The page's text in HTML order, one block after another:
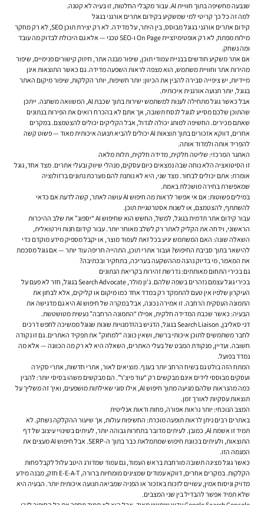
שנבעה מחשיפה בתוך חוויית AI. עבור מקבלי החלטות, זו בעיה לא קטנה.
למה זה כל כך קריטי למי שמשקיע בקידום אתרים אורגני בגוגל
קידום אתרים אורגני בגוגל מבוסס, בין היתר, על מדידה. לא רק יצירת תוכן SEO, לא רק מחקר
מילות מפתח, לא רק אופטימיזציית On Page ו-SEO טכני — אלא גם היכולת לבדוק מה עובד
ומה נשחק.
אם אתר משקיע חודשים בבניית עמודי תוכן, שיפור מבנה אתר, חיזוק קישורים פנימיים, שיפור
מהירות אתר וחוויית משתמש, הוא מצפה לראות השפעה מדידה. גם כאשר התוצאות אינן
מיידיות, יש ציפייה סבירה להבין את הכיוון: יותר חשיפות, יותר הקלקות, שיפור מיקום האתר
בגוגל, יותר תנועה אורגנית איכותית.
אבל כאשר גוגל מתחילה לענות למשתמש ישירות בתוך שכבת AI, המשוואה משתנה. ייתכן
שהתוכן שלכם מסייע לגוגל לנסח תשובה, אך אתם לא בהכרח רואים את הפירות בנתונים
שאתם מכירים. החשיפה למותג יכולה לגדול, אבל הקליקים יכולים להצטמצם. במקרים
אחרים, דווקא אזכורים בתוך תוצאות AI יכולים להביא תנועה איכותית מאוד — פשוט קשה
להפריד אותה ולמדוד אותה.
האתגר המרכזי: שליטה חלקית, מדידה חלקית, תלות מלאה
זו הסיטואציה הלא נוחה שבה נמצאים כיום עסקים, מנהלי שיווק ובעלי אתרים. מצד אחד, גוגל
אומרת: אתם יכולים לבחור. מצד שני, היא לא נותנת להם מערכת נתונים ברזולוציה
שמאפשרת בחירה מושכלת באמת.
במילים פשוטות: אם אי אפשר לראות מה חיפוש AI עושה לאתר, קשה לדעת אם כדאי
להשתתף, להצטמצם, או לשנות אסטרטגיית תוכן.
עבור קידום אתר תדמית בגוגל, למשל, החשש הוא שחיפוש AI “יספוג” את שלב ההיכרות
הראשוני, וידחה את הקליק לאתר רק לשלב מאוחר יותר. עבור קידום חנות וירטואלית,
השאלה שונה: האם המשתמש יגיע בכל זאת לעמוד מוצר, או יקבל מספיק מידע מוקדם כדי
להישאר בתוך סביבת החיפוש? ועבור אתרי תוכן, התהייה חריפה עוד יותר — אם גוגל מסכמת
את המאמר, מי בדיוק נהנה מההשקעה בעריכה, בתחקיר ובכתיבה?
גם בכירי התחום מאותתים: נדרשת זהירות בקריאת הנתונים
בכירי גוגל עצמם נזהרים בשפה שלהם. ג'ון מולר, Search Advocate בגוגל, חזר לא פעם על
העיקרון שלפיו אין טעם להתמקד רק במדד אחד כמו מיקום או קליקים, אלא לבחון את
התמונה העסקית הרחבה. זו אמירה נכונה, אבל במקרה של חיפוש AI היא גם מדגישה את
הבעיה: כאשר שכבת המדידה חלקית, אפילו “התמונה הרחבה” נעשית מטושטשת.
דני סאליבן, Search Liaison בגוגל, הדגיש בהזדמנויות שונות שגוגל ממשיכה לחפש דרכים
לחבר משתמשים לתוכן איכותי ברשת, ושאין כוונה “למחוק” את תפקיד האתרים. גם זו נקודה
חשובה. ועדיין, מנקודת המבט של בעלי האתרים, השאלה היא לא רק מה הכוונה — אלא מה
נמדד בפועל.
המתח הזה בולט גם בשיח הרחב יותר בענף. מוציאים לאור, אתרי חדשות, אתרי סקירה
ועסקים מבוססי לידים אינם מבקשים רק “עוד פיצ'ר”. הם מבקשים משהו בסיסי יותר: להבין
כמה מהנראות שלהם מגיעה מתוך חיפוש AI, אילו סוגי שאילתות מושפעים, ואיך זה משליך על
תוצאות עסקיות לאורך זמן.
המצב הנוכחי: יותר נראות אפורה, פחות ודאות אנליטית
באתרים רבים ניתן לראות תופעה מוכרת: החשיפות עולות, אך שיעור ההקלקה נשחק. לא
תמיד זו אשמת AI, כמובן. לעיתים מדובר בתחרות גבוהה יותר, לעיתים בשינויי עיצוב של דף
התוצאות, ולעיתים בכוונת חיפוש שמתמלאת כבר בתוך ה-SERP. אבל חיפוש AI מעצים את
המגמה הזו.
כאשר גוגל מציגה תשובה מורחבת בראש העמוד, גם עמוד שמדורג היטב עלול לקבל פחות
הקלקות. במקרים אחרים, דווקא עמודים שמציגים מומחיות ברורה, E-E-A-T חזק, מבנה מידע
מדויק וניסוח אמין, עשויים לזכות באזכור או הפניה שמביאה תנועה איכותית יותר. הבעיה היא
שלא תמיד אפשר להבדיל בין שני המצבים.